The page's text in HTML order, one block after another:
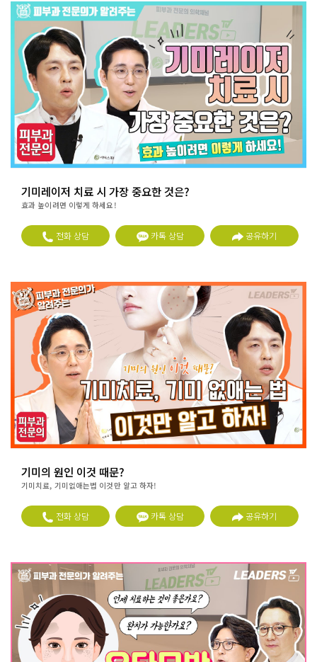
기미레이저 치료 시 가장 중요한 것은?
효과 높이려면 이렇게 하세요!
전화 상담 카톡 상담 공유하기
기미의 원인 이것 때문?
기미치료, 기미없애는법 이것만 알고 하자!
전화 상담 카톡 상담 공유하기